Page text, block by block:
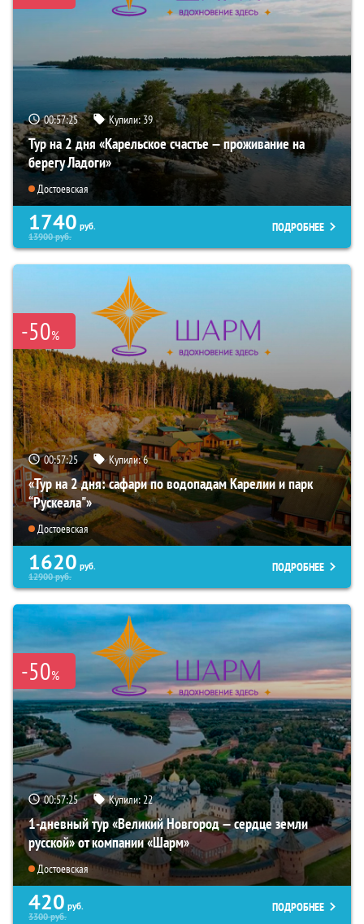
00:57:23 Купили:39
Тур на 2 дня «Карельское счастье — проживание на
берегу Ладоги»
Достоевская
1740 руб.
13900руб.
ПОДРОБНЕЕ
-50%
00:57:23 Купили:6
«Тур на 2 дня: сафари по водопадам Карелии и парк
“Рускеала"»
Достоевская
1620 руб.
12900руб.
ПОДРОБНЕЕ
-50%
00:57:23 Купили:22
1-дневный тур «Великий Новгород — сердце земли
русской» от компании «Шарм»
Достоевская
420 руб.
3300руб.
ПОДРОБНЕЕ